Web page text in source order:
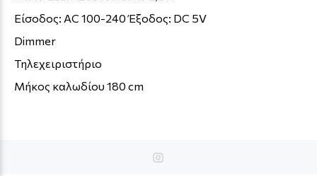
Είσοδος: AC 100-240 Έξοδος: DC 5V
Dimmer
Τηλεχειριστήριο
Μήκος καλωδίου 180 cm